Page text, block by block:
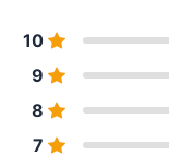
10
9
8
7